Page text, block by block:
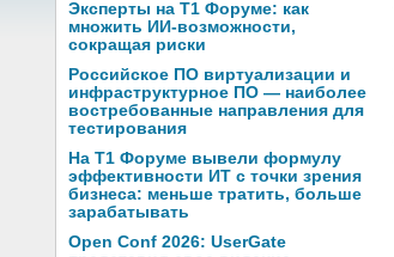
Эксперты на Т1 Форуме: как
множить ИИ-возможности,
сокращая риски
Российское ПО виртуализации и
инфраструктурное ПО — наиболее
востребованные направления для
тестирования
На Т1 Форуме вывели формулу
эффективности ИТ с точки зрения
бизнеса: меньше тратить, больше
зарабатывать
Open Conf 2026: UserGate